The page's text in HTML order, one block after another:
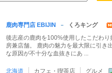
鹿肉専門店 EBIJIN くろキング
後志産の鹿肉を100%使用したこだわ
房兼店舗。 鹿肉の魅力を最大限に引き
な原因が不十分な血抜きにあ ...
北海道 カフェ・喫茶店 グルメ